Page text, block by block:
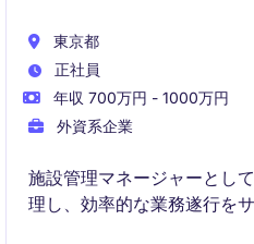
東京都
正社員
年収 700万円 - 1000万円
外資系企業
施設管理マネージャーとし
理し、効率的な業務遂行を